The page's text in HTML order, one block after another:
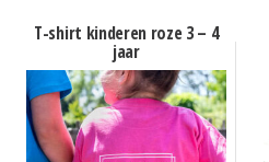
T-shirt kinderen roze 3 – 4
jaar